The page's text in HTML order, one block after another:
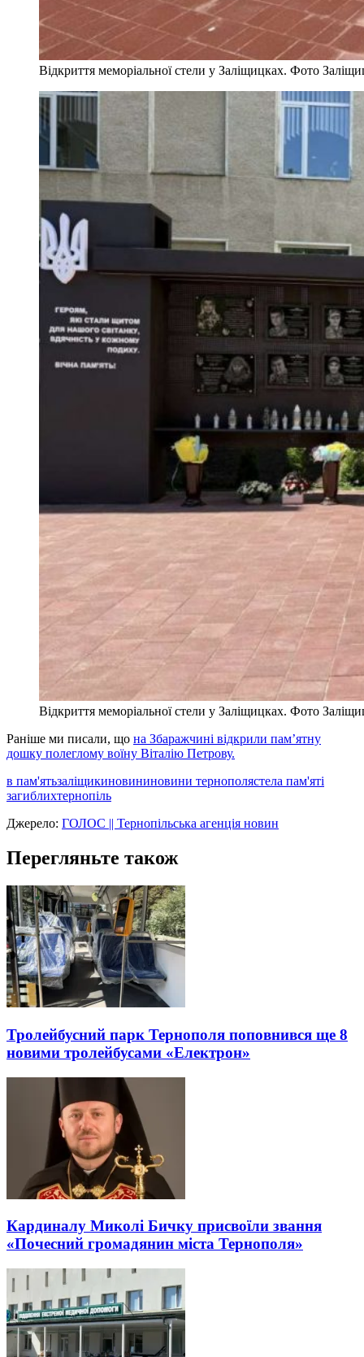
Відкриття меморіальної стели у Заліщицках. Фото
Відкриття меморіальної стели у Заліщицках. Фото
Раніше ми писали, що на Збаражчині відкрили пам’ятну
дошку полеглому воїну Віталію Петрову.
в пам'ятьзаліщикиновининовини тернополястела пам'яті
загиблихтернопіль
Джерело: ГОЛОС || Тернопільська агенція новин
Перегляньте також
Тролейбусний парк Тернополя поповнився ще 8
новими тролейбусами «Електрон»
Кардиналу Миколі Бичку присвоїли звання
«Почесний громадянин міста Тернополя»